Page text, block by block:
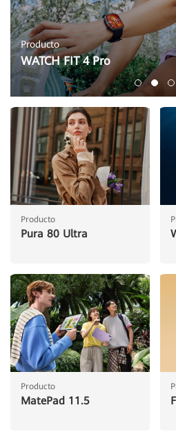
Producto
WATCH FIT 4 Pro
Producto
Pura 80 Ultra
Producto
MatePad 11.5